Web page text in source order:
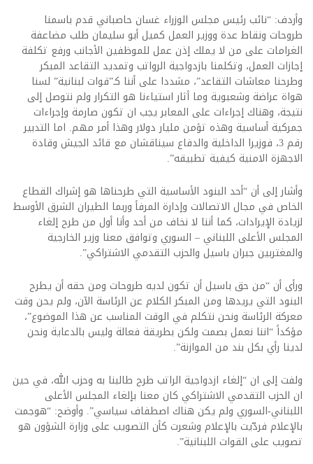
وأردف: “نائب رئيس مجلس الوزراء غسان حاصباني قدم باسمنا
طروحات ونقاط عدة ووزير العمل كميل أبو ‏سليمان طلب مضاعفة
الغرامات على من لا يملك إذن عمل للموظفين الأجانب ورفع تكلفة
إجازات العمل، وتكلمنا بازدواجية ‏الرواتب وتمديد التقاعد المبكر
وطرحنا معاشات التقاعد”، مشددا على أننا كـ”قوات لبنانية” لسنا
هواة عراضة وشعبوية وما أثار استياءنا هو التكرار ‏ولم نتوصل إلى
نتيجة، وهناك إجراءات على المعابر يجب ان تكون صارمة وإجراءات
جمركية أساسية وهذه تؤمن مليار دولار ‏وهذا أمر مهم. اما التدبير
رقم 3، فوزيرا الداخلية والدفاع سيناقشان مع قائد الجيش وقادة
الاجهزة ‏الامنية كيفية تطبيقه”.
وأشار إلى أن “أحد البنود الأساسية التي طرحناها هو إشراك القطاع
الخاص في مجال الاتصالات وإدارة المرفأ ‏وربما ‏الطيران الشرق الأوسط
لزيادة الإيرادات، كما أننا لا نخاف من أحد وأنا أول من طرح إلغاء
المجلس الأعلى اللبناني – السوري وتوافق معنا وزير الخارجية
‏والمغتربين جبران باسيل والحزب التقدمي الاشتراكي”.‏
ورأى أن “من حق باسيل أن تكون لديه طروحات ومن حقه أن يطرح
البنود التي يريدها ومن المبكر الكلام عن الرئاسة ‏الآن، ولم يحن وقت
معركة الرئاسة ونحن نتكلم في الوقت المناسب عن هذا الموضوع”،
مؤكداً “اننا نعمل بصمت ولكن بطريقة ‏فعالة وليس بالدعاية ونحن
لدينا رأي بكل بند من الموازنة”.‏
ولفت إلى ان “إلغاء ازدواجية الراتب طرح طالبنا به وحزب الله، في حين
ان الحزب التقدمي الاشتراكي كان معنا بإلغاء ‏المجلس الأعلى
اللبناني-السوري ولم يكن هناك اصطفاف سياسي”.‏ وأوضح: “هوجمت
بالإعلام فردّيت بالإعلام وشعرت كأن التصويب على وزارة الشؤون هو
تصويب على القوات ‏اللبنانية”.‏